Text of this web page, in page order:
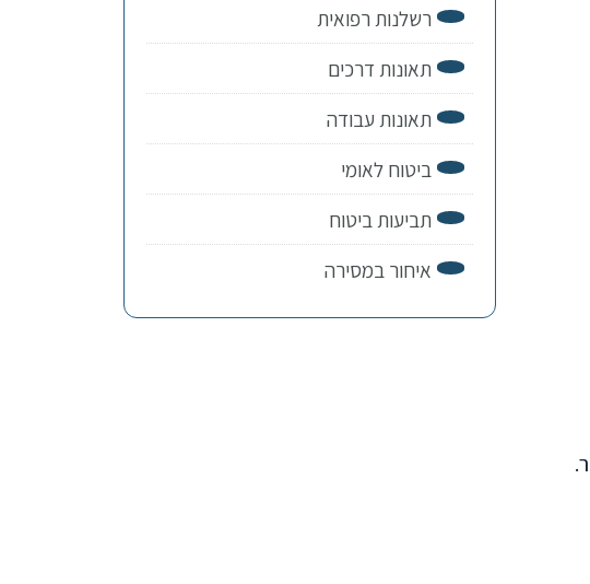
רשלנות רפואית
תאונות דרכים
תאונות עבודה
ביטוח לאומי
תביעות ביטוח
איחור במסירה